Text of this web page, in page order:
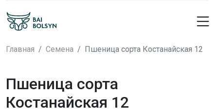
Главная Семена Пшеница сорта Костанайская 12
Пшеница сорта
Костанайская 12